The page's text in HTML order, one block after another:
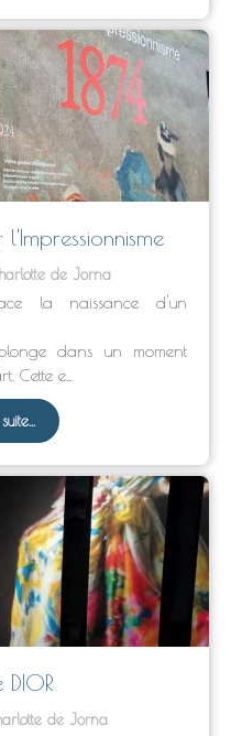
l'Impressionnisme
de Jorna
la naissance d'un
dans un moment
Cette e...
de Jorna